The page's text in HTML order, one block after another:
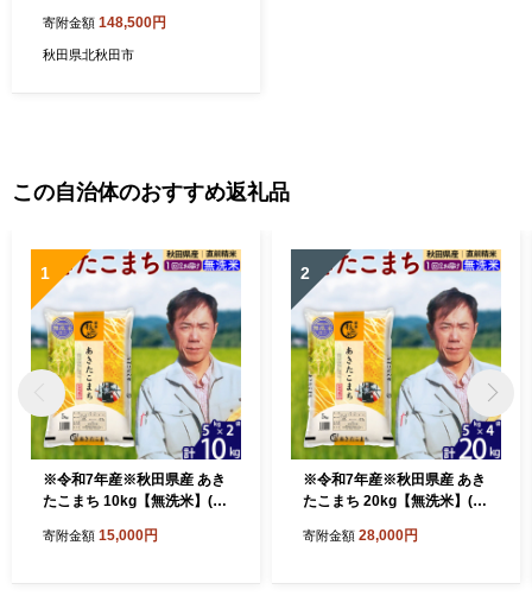
25年産 お届け時期選べる お
届け周期調整可能 隔月に調
寄附金額 148,500円
秋田県北秋田市
この自治体のおすすめ返礼品
1
※令和7年産※秋田県産 あき
たこまち 10kg【無洗米】(5k
け】2025年産 お届け時期選
寄附金額 15,000円
2
※令和7年産※秋田県産 あき
たこまち 20kg【無洗米】(5k
け】2025年産 お届け時期選
寄附金額 28,000円